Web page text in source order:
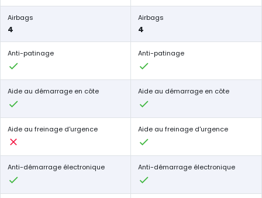
Airbags
4
Airbags
4
Anti-patinage Anti-patinage
Aide au démarrage en côte Aide au démarrage en côte
Aide au freinage d'urgence Aide au freinage d'urgence
Anti-démarrage électronique Anti-démarrage électronique